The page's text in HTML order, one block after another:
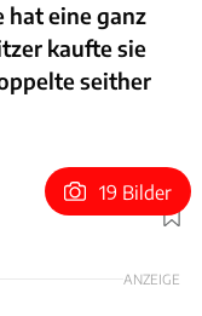
hat eine ganz
kaufte sie
seither
Foto: Arturo Rivas
19 Bilder
ANZEIGE